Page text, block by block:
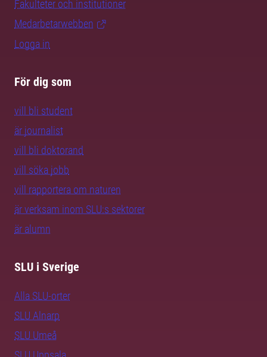
Fakulteter och institutioner
Medarbetarwebben
Logga in
För dig som
vill bli student
är journalist
vill bli doktorand
vill söka jobb
vill rapportera om naturen
är verksam inom SLU:s sektorer
är alumn
SLU i Sverige
Alla SLU-orter
SLU Alnarp
SLU Umeå